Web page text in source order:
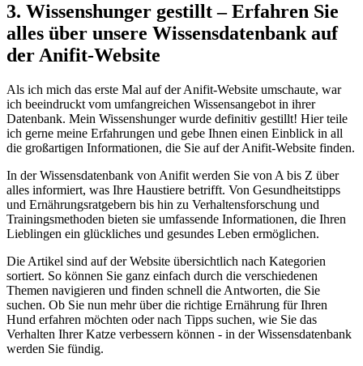
3. ⁤Wissenshunger gestillt‍ – Erfahren Sie
alles über ‍unsere Wissensdatenbank auf
der Anifit-Website
Als ich⁢ mich das erste Mal auf der Anifit-Website umschaute, war ​
ich beeindruckt vom umfangreichen⁣ Wissensangebot in ihrer⁣
Datenbank.⁤ Mein‍ Wissenshunger wurde definitiv gestillt!⁢ Hier teile
ich gerne meine Erfahrungen und gebe ⁤Ihnen einen ​Einblick in ⁤all
die ⁤großartigen ‌Informationen, die Sie auf der Anifit-Website finden.
In der Wissensdatenbank ⁣von Anifit werden ‍Sie von A bis Z über
alles informiert, was Ihre Haustiere⁤ betrifft. Von Gesundheitstipps
und Ernährungsratgebern bis ⁢hin zu Verhaltensforschung und
Trainingsmethoden bieten sie umfassende Informationen, die ⁤Ihren
Lieblingen ein‍ glückliches und gesundes Leben ⁢ermöglichen.
Die Artikel sind‍ auf der Website übersichtlich⁣ nach‍ Kategorien
sortiert. So können Sie ganz einfach durch die ⁤verschiedenen
Themen ⁣navigieren und ⁤finden ⁢schnell die Antworten,⁣ die ⁣Sie
suchen. Ob Sie nun mehr über die richtige ‌Ernährung⁢ für Ihren
Hund erfahren ‌möchten⁢ oder nach Tipps suchen, ‌wie Sie das
Verhalten Ihrer Katze ​verbessern ⁣können ​- in der Wissensdatenbank
werden Sie fündig.